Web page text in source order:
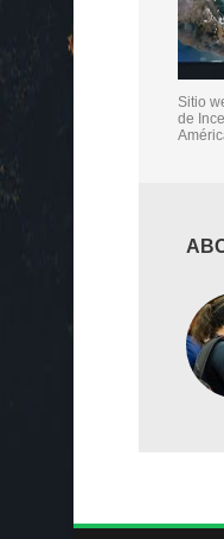
Sitio
de